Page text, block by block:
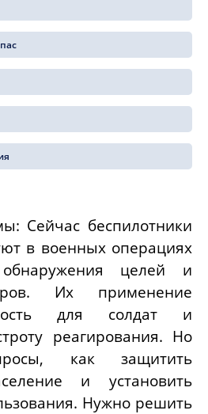
Сейчас беспилотники
в военных операциях
целей и
Их применение
для солдат и
реагирования. Но
как защитить
и установить
Нужно решить